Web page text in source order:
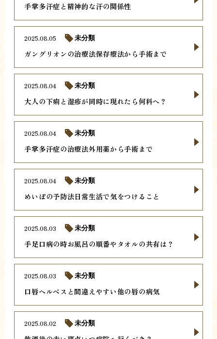
手掌多汗症と精神的な汗の関係性
ガングリオンの治療法保存療法から手術まで
2025.08.05 未分類
大人の下痢と湿疹が同時に現れたら何科へ？
2025.08.04 未分類
手掌多汗症の治療法外用薬から手術まで
2025.08.04 未分類
めいぼの予防法日常生活で気をつけること
2025.08.04 未分類
手足口病の時お風呂の順番やタオルの共有は？
2025.08.03 未分類
口唇ヘルペスと間違えやすい他の唇の病気
2025.08.03 未分類
2025.08.02 未分類